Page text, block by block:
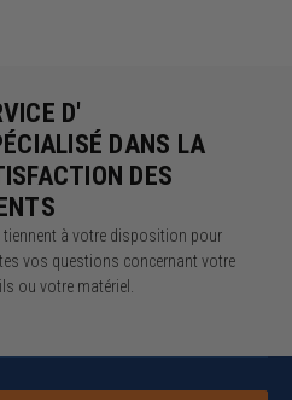
D'
DANS LA
DES
tiennent à votre disposition pour
vos questions concernant votre
ou votre matériel.